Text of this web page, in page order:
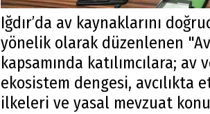
Iğdır’da av kaynaklarını
yönelik olarak düzenlenen
kapsamında katılımcılara; av
ekosistem dengesi, avcılıkta
ilkeleri ve yasal mevzuat